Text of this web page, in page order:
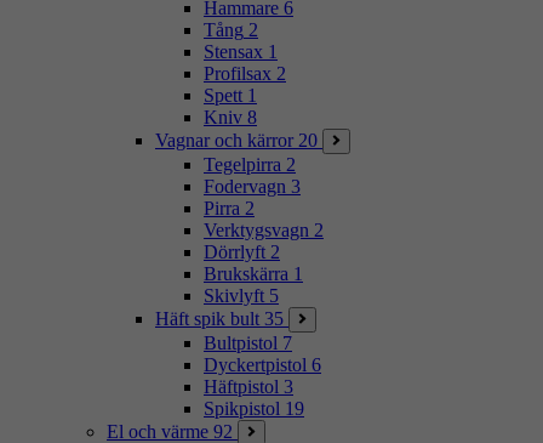
Hammare 6
Tång 2
Stensax 1
Profilsax 2
Spett 1
Kniv 8
Vagnar och kärror 20
Tegelpirra 2
Fodervagn 3
Pirra 2
Verktygsvagn 2
Dörrlyft 2
Brukskärra 1
Skivlyft 5
Häft spik bult 35
Bultpistol 7
Dyckertpistol 6
Häftpistol 3
Spikpistol 19
El och värme 92